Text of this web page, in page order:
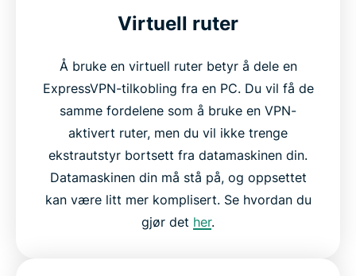
Virtuell ruter
Å bruke en virtuell ruter betyr å dele en
ExpressVPN-tilkobling fra en PC. Du vil få de
samme fordelene som å bruke en VPN-
aktivert ruter, men du vil ikke trenge
ekstrautstyr bortsett fra datamaskinen din.
Datamaskinen din må stå på, og oppsettet
kan være litt mer komplisert. Se hvordan du
gjør det her.